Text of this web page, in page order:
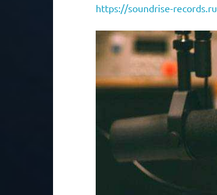
https://soundrise-records.ru